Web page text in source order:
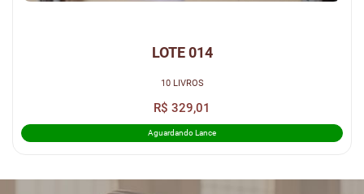
LOTE 014
10 LIVROS
R$ 329,01
Aguardando Lance